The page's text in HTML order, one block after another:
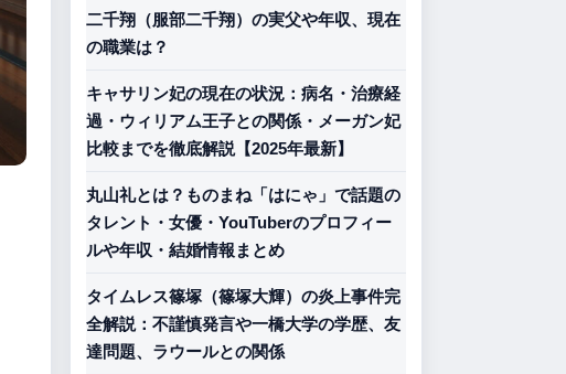
二千翔（服部二千翔）の実父や年収、現在
の職業は？
キャサリン妃の現在の状況：病名・治療経
過・ウィリアム王子との関係・メーガン妃
比較までを徹底解説【2025年最新】
丸山礼とは？ものまね「はにゃ」で話題の
タレント・女優・YouTuberのプロフィー
ルや年収・結婚情報まとめ
タイムレス篠塚（篠塚大輝）の炎上事件完
全解説：不謹慎発言や一橋大学の学歴、友
達問題、ラウールとの関係